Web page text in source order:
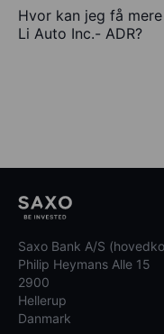
Hvor kan jeg få
Li Auto Inc.- ADR?
Saxo Bank A/S
Philip Heymans Alle 15
2900
Hellerup
Danmark